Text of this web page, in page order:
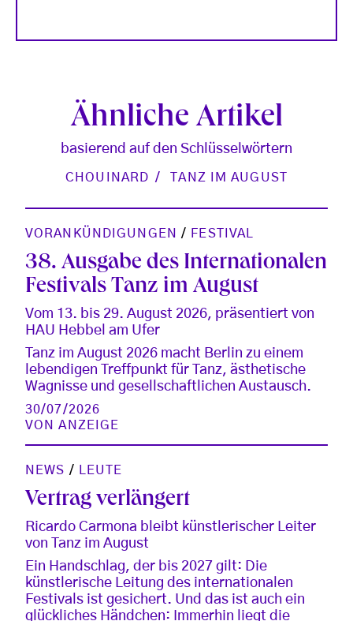
Ähnliche Artikel
basierend auf den Schlüsselwörtern
CHOUINARD TANZ IM AUGUST
VORANKÜNDIGUNGEN / FESTIVAL
38. Ausgabe des Internationalen
Festivals Tanz im August
Vom 13. bis 29. August 2026, präsentiert von
HAU Hebbel am Ufer
Tanz im August 2026 macht Berlin zu einem
lebendigen Treffpunkt für Tanz, ästhetische
Wagnisse und gesellschaftlichen Austausch.
30/07/2026
VONANZEIGE
NEWS / LEUTE
Vertrag verlängert
Ricardo Carmona bleibt künstlerischer Leiter
von Tanz im August
Ein Handschlag, der bis 2027 gilt: Die
künstlerische Leitung des internationalen
Festivals ist gesichert. Und das ist auch ein
glückliches Händchen: Immerhin liegt die